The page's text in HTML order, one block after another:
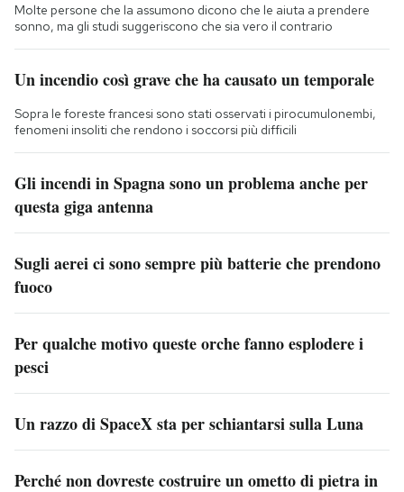
Molte persone che la assumono dicono che le aiuta a prendere
sonno, ma gli studi suggeriscono che sia vero il contrario
Un incendio così grave che ha causato un temporale
Sopra le foreste francesi sono stati osservati i pirocumulonembi,
fenomeni insoliti che rendono i soccorsi più difficili
Gli incendi in Spagna sono un problema anche per
questa giga antenna
Sugli aerei ci sono sempre più batterie che prendono
fuoco
Per qualche motivo queste orche fanno esplodere i
pesci
Un razzo di SpaceX sta per schiantarsi sulla Luna
Perché non dovreste costruire un ometto di pietra in